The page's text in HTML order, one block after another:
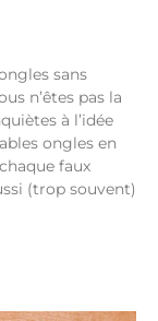
sans
n’êtes pas la
à l’idée
ongles en
faux
(trop souvent)